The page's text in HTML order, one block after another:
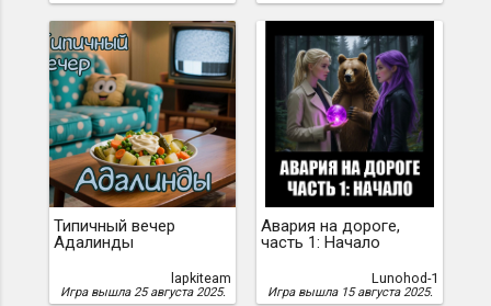
Типичный вечер
Адалинды
lapkiteam
Игра вышла 25 августа 2025.
Авария на дороге,
часть 1: Начало
Lunohod-1
Игра вышла 15 августа 2025.